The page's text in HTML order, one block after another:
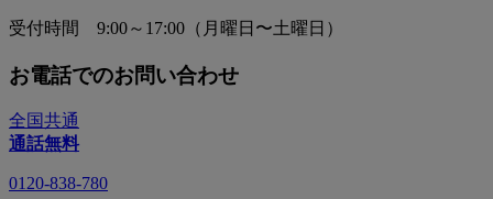
受付時間 9:00～17:00（月曜日〜土曜日）
お電話でのお問い合わせ
全国共通
通話無料
0120-838-780